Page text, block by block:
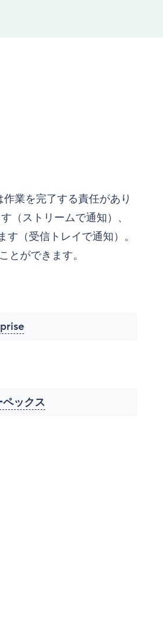
業を完了する責任があり
（ストリームで通知）、
（受信トレイで通知）。
ができます。
ペックス